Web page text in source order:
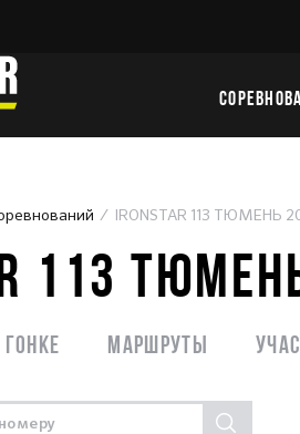
IRONSTAR 113 ТЮМЕНЬ
113
гонке Маршруты